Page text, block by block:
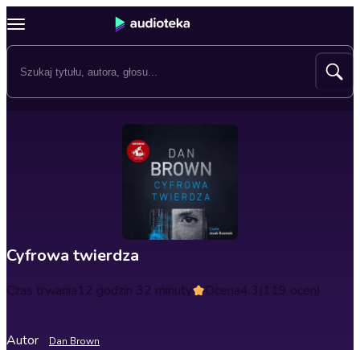
Cyfrowa twierdza
Czas trwania12 godzin 32 minuty Ocena4.3(119 ocen)
Autor Dan Brown